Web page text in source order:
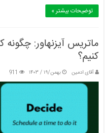
توضیحات بیشتر »
ماتریس آیزنهاور:
کنیم؟
آقای ادمین بهمن/۱۹ / ۱۴۰۳ 911